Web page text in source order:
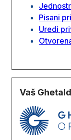
Pisani
Uredi
Vaš